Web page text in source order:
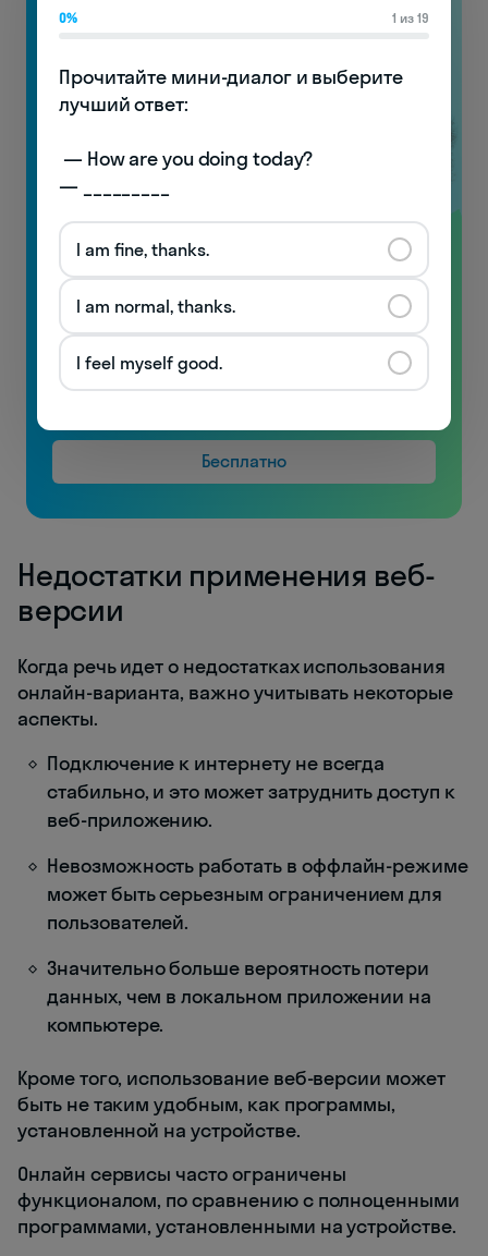
Видеоуроки
по произношению
с носителями!
Узнаете особенности английской фонетики
Бесплатно
Недостатки применения веб-
версии
Когда речь идет о недостатках использования
онлайн-варианта, важно учитывать некоторые
аспекты.
Подключение к интернету не всегда
стабильно, и это может затруднить доступ к
веб-приложению.
Невозможность работать в оффлайн-режиме
может быть серьезным ограничением для
пользователей.
Значительно больше вероятность потери
данных, чем в локальном приложении на
компьютере.
Кроме того, использование веб-версии может
быть не таким удобным, как программы,
установленной на устройстве.
Онлайн сервисы часто ограничены
функционалом, по сравнению с полноценными
программами, установленными на устройстве.
0% 1 из 19
Прочитайте мини-диалог и выберите
лучший ответ:
— _________
I am fine, thanks.
I am normal, thanks.
I feel myself good.